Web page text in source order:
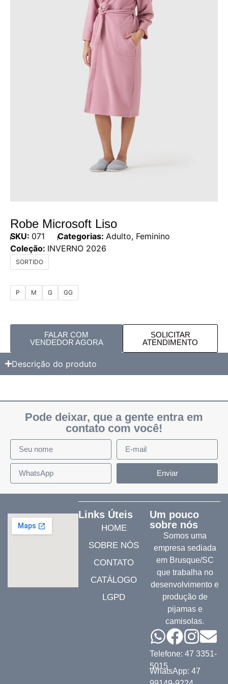
Robe Microsoft Liso
SKU: 071 Categorias: Adulto, Feminino
Coleção: INVERNO 2026
SORTIDO
P M G GG
FALAR COM
VENDEDOR AGORA
SOLICITAR
ATENDIMENTO
Descrição do produto
Pode deixar, que a gente entra em
contato com você!
Enviar
Links Úteis
HOME
SOBRE NÓS
CONTATO
CATÁLOGO
LGPD
Um pouco
sobre nós
Somos uma
empresa sediada
em Brusque/SC
que trabalha no
desenvolvimento e
produção de
pijamas e
camisolas.
Telefone: 47 3351-
5015
WhatsApp: 47